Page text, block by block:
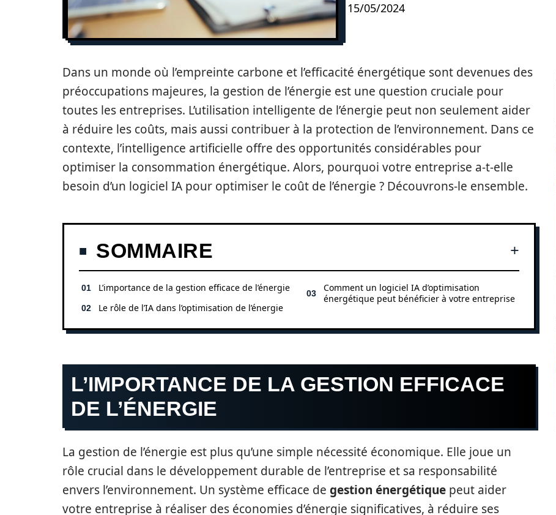
15/05/2024
Dans un monde où l’empreinte carbone et l’efficacité énergétique sont devenues des
préoccupations majeures, la gestion de l’énergie est une question cruciale pour
toutes les entreprises. L’utilisation intelligente de l’énergie peut non seulement aider
à réduire les coûts, mais aussi contribuer à la protection de l’environnement. Dans ce
contexte, l’intelligence artificielle offre des opportunités considérables pour
optimiser la consommation énergétique. Alors, pourquoi votre entreprise a-t-elle
besoin d’un logiciel IA pour optimiser le coût de l’énergie ? Découvrons-le ensemble.
SOMMAIRE
L’importance de la gestion efficace de l’énergie
Le rôle de l’IA dans l’optimisation de l’énergie
Comment un logiciel IA d’optimisation
énergétique peut bénéficier à votre entreprise
L’IMPORTANCE DE LA GESTION EFFICACE
DE L’ÉNERGIE
La gestion de l’énergie est plus qu’une simple nécessité économique. Elle joue un
rôle crucial dans le développement durable de l’entreprise et sa responsabilité
envers l’environnement. Un système efficace de gestion énergétique peut aider
votre entreprise à réaliser des économies d’énergie significatives, à réduire ses